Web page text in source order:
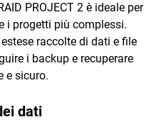
PROJECT 2 è ideale per
i progetti più complessi.
raccolte di dati e file
i backup e recuperare
e sicuro.
dati